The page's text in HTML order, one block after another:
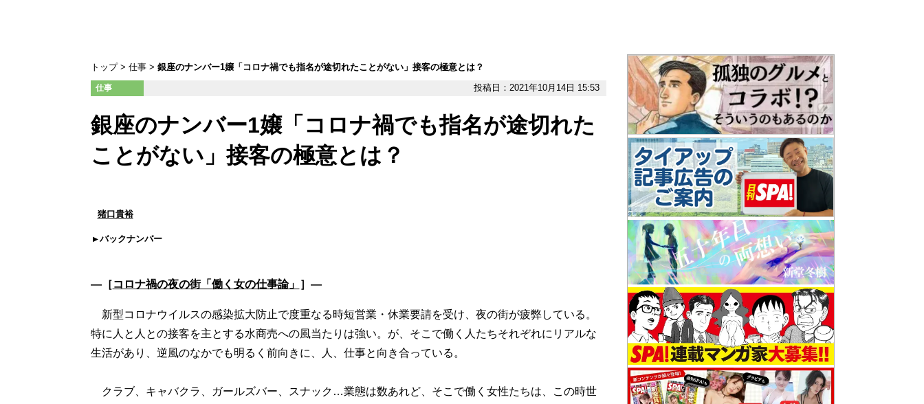
トップ 仕事 銀座のナンバー1嬢「コロナ禍でも指名が途切れたことがない」接客の極意とは？
仕事 投稿日：2021年10月14日 15:53
銀座のナンバー1嬢「コロナ禍でも指名が途切れた
ことがない」接客の極意とは？
猪口貴裕
バックナンバー
―［コロナ禍の夜の街「働く女の仕事論」 ］―
新型コロナウイルスの感染拡大防止で度重なる時短営業・休業要請を受け、夜の街が疲弊している。
特に人と人との接客を主とする水商売への風当たりは強い。が、そこで働く人たちそれぞれにリアルな
生活があり、逆風のなかでも明るく前向きに、人、仕事と向き合っている。
クラブ、キャバクラ、ガールズバー、スナック…業態は数あれど、そこで働く女性たちは、この時世